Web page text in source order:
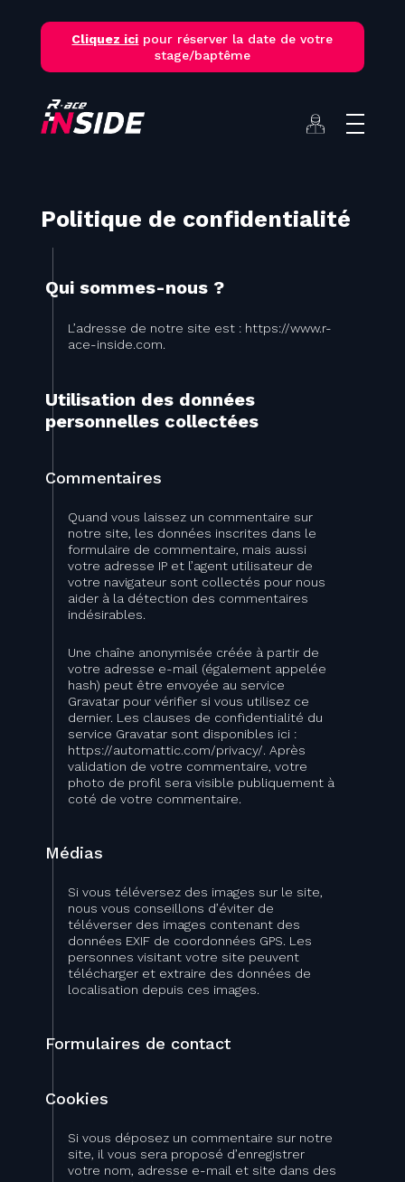
Cliquez ici pour réserver la date de votre
stage/baptême
Politique de confidentialité
Qui sommes-nous ?
L’adresse de notre site est : https://www.r-
ace-inside.com.
Utilisation des données
personnelles collectées
Commentaires
Quand vous laissez un commentaire sur
notre site, les données inscrites dans le
formulaire de commentaire, mais aussi
votre adresse IP et l’agent utilisateur de
votre navigateur sont collectés pour nous
aider à la détection des commentaires
indésirables.
Une chaîne anonymisée créée à partir de
votre adresse e-mail (également appelée
hash) peut être envoyée au service
Gravatar pour vérifier si vous utilisez ce
dernier. Les clauses de confidentialité du
service Gravatar sont disponibles ici :
https://automattic.com/privacy/. Après
validation de votre commentaire, votre
photo de profil sera visible publiquement à
coté de votre commentaire.
Médias
Si vous téléversez des images sur le site,
nous vous conseillons d’éviter de
téléverser des images contenant des
données EXIF de coordonnées GPS. Les
personnes visitant votre site peuvent
télécharger et extraire des données de
localisation depuis ces images.
Formulaires de contact
Cookies
Si vous déposez un commentaire sur notre
site, il vous sera proposé d’enregistrer
votre nom, adresse e-mail et site dans des